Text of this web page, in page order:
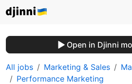
Open in Djinni
All jobs Marketing & Sales
Performance Marketing